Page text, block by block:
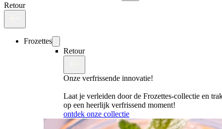
Retour
Frozettes
Retour
Onze verfrissende innovatie!
Laat je verleiden door de Frozettes-collectie en
op een heerlijk verfrissend moment!
ontdek onze collectie